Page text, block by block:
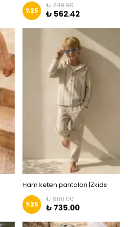
%25
₺ 749.90
₺ 562.42
Ham keten pantolon |Zkids
%25
₺ 980.00
₺ 735.00